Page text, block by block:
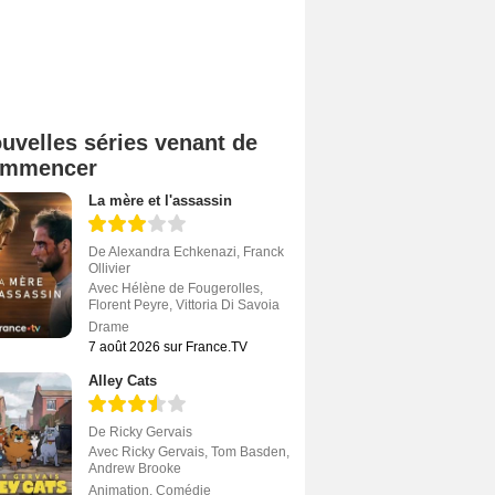
séries venant de
La mère et l'assassin
De Alexandra Echkenazi, Franck
Ollivier
Avec Hélène de Fougerolles,
Florent Peyre, Vittoria Di Savoia
Drame
7 août 2026 sur France.TV
Alley Cats
De Ricky Gervais
Avec Ricky Gervais, Tom Basden,
Andrew Brooke
Animation, Comédie